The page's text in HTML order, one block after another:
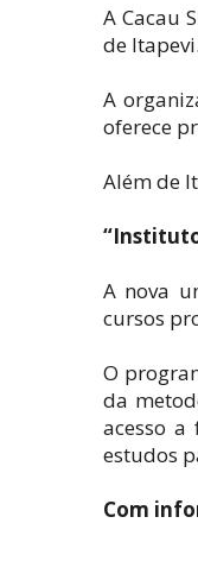
A Cacau
de Itapevi.
A
oferece
Além de
A nova
cursos
O
da
acesso
estudos
Com